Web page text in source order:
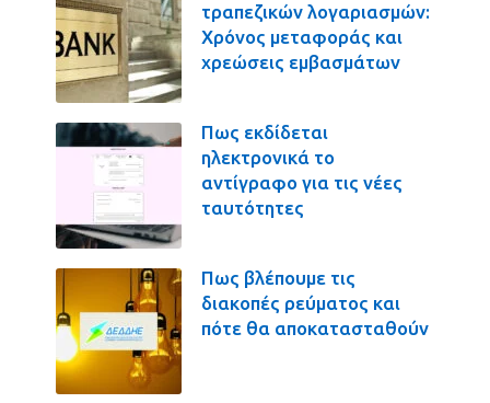
τραπεζικών λογαριασμών:
Χρόνος μεταφοράς και
χρεώσεις εμβασμάτων
Πως εκδίδεται
ηλεκτρονικά το
αντίγραφο για τις νέες
ταυτότητες
Πως βλέπουμε τις
διακοπές ρεύματος και
πότε θα αποκατασταθούν